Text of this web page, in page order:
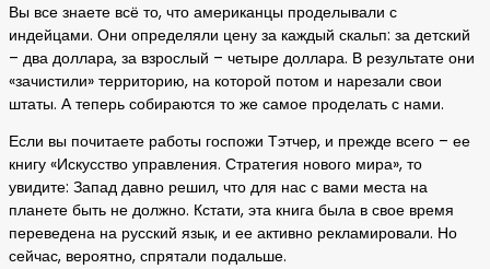
Вы все знаете всё то, что американцы проделывали с
индейцами. Они определяли цену за каждый скальп: за детский
– два доллара, за взрослый – четыре доллара. В результате они
«зачистили» территорию, на которой потом и нарезали свои
штаты. А теперь собираются то же самое проделать с нами.
Если вы почитаете работы госпожи Тэтчер, и прежде всего – ее
книгу «Искусство управления. Стратегия нового мира», то
увидите: Запад давно решил, что для нас с вами места на
планете быть не должно. Кстати, эта книга была в свое время
переведена на русский язык, и ее активно рекламировали. Но
сейчас, вероятно, спрятали подальше.